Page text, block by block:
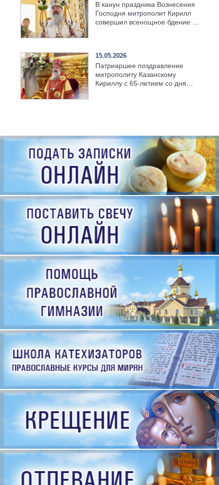
В канун праздника Вознесения
Господня митрополит Кирилл
совершил всенощное бдение в
15.05.2026
Патриаршее поздравление
митрополиту Казанскому
Кириллу с 65-летием со дня